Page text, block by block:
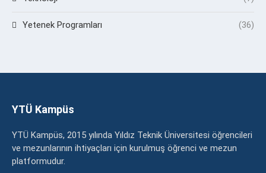
Yetenek Programları (36)
YTÜ Kampüs
YTÜ Kampüs, 2015 yılında Yıldız Teknik Üniversitesi öğrencileri
ve mezunlarının ihtiyaçları için kurulmuş öğrenci ve mezun
platformudur.